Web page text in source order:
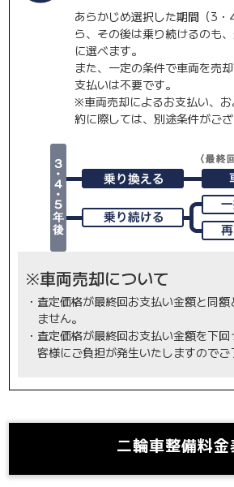
あらかじめ選択した期間（3
ら、その後は乗り続けるのも
に選べます。
また、一定の条件で車両を売却
支払いは不要です。
※車両売却によるお支払い、
約に際しては、別途条件がござ
※車両売却について
・ 査定価格が最終回お支払い金額と同
ません。
・ 査定価格が最終回お支払い金額を下
客様にご負担が発生いたしますのでご
二輪車整備料金